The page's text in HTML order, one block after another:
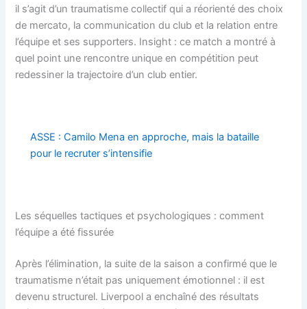
il s’agit d’un traumatisme collectif qui a réorienté des choix
de mercato, la communication du club et la relation entre
l’équipe et ses supporters. Insight : ce match a montré à
quel point une rencontre unique en compétition peut
redessiner la trajectoire d’un club entier.
ASSE : Camilo Mena en approche, mais la bataille
pour le recruter s’intensifie
Les séquelles tactiques et psychologiques : comment
l’équipe a été fissurée
Après l’élimination, la suite de la saison a confirmé que le
traumatisme n’était pas uniquement émotionnel : il est
devenu structurel. Liverpool a enchaîné des résultats